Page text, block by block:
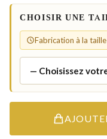
CHOISIR UNE
Fabrication à la